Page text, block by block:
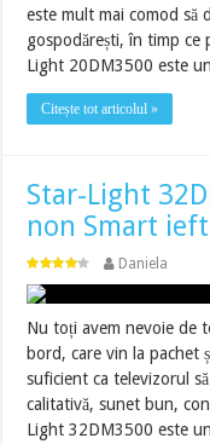
este mult mai comod să
gospodărești, în timp ce
Light 20DM3500 este
Citește tot articolul »
Star-Light
non Smart
Daniela
Nu toți avem nevoie de
bord, care vin la pachet
suficient ca televizorul
calitativă, sunet bun,
Light 32DM3500 este